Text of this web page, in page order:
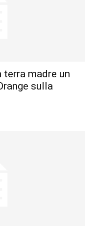
terra madre un
sulla